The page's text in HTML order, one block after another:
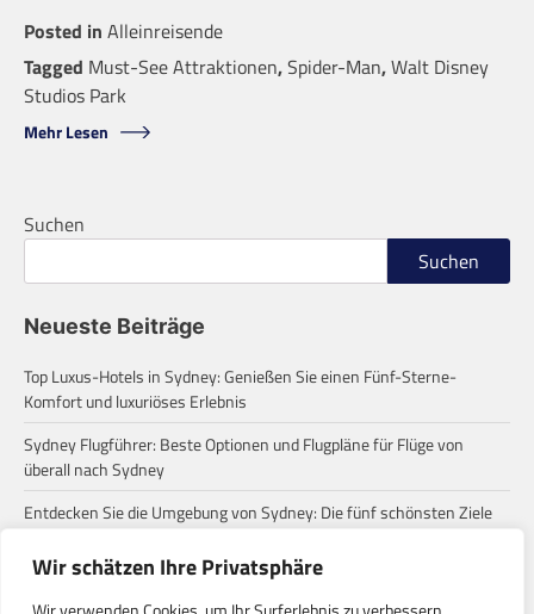
Wir schätzen Ihre Privatsphäre
Posted in Alleinreisende
Tagged Must-See Attraktionen,Spider-Man,Walt Disney
Studios Park
Mehr Lesen
Suchen
Suchen
Neueste Beiträge
Top Luxus-Hotels in Sydney: Genießen Sie einen Fünf-Sterne-
Komfort und luxuriöses Erlebnis
Sydney Flugführer: Beste Optionen und Flugpläne für Flüge von
überall nach Sydney
Entdecken Sie die Umgebung von Sydney: Die fünf schönsten Ziele
für einen Tagesausflug
Zum ersten Mal in Sydney? Diese häufigen Missverständnisse
solltest du wissen!